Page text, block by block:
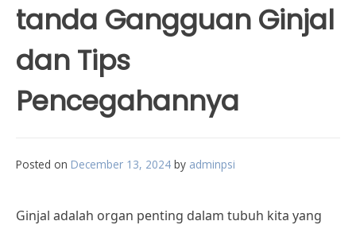
tanda Gangguan Ginjal
dan Tips
Pencegahannya
Posted on December 13, 2024 by adminpsi
Ginjal adalah organ penting dalam tubuh kita yang